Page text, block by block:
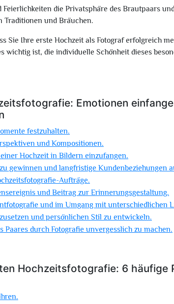
die Privatsphäre des Brautpaars
Traditionen und Bräuchen.
Sie Ihre erste Hochzeit als Fotograf erfolgreich
wichtig ist, die individuelle Schönheit dieses
Emotionen
festzuhalten.
und Kompositionen.
Hochzeit in Bildern einzufangen.
gewinnen und langfristige Kundenbeziehungen
Aufträge.
und Beitrag zur Erinnerungsgestaltung.
und im Umgang mit unterschiedlichen
und persönlichen Stil zu entwickeln.
Paares durch Fotografie unvergesslich zu machen.
Hochzeitsfotografie: 6 häufige